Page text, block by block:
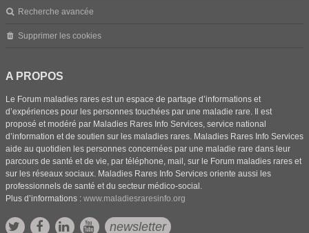
Recherche avancée
Supprimer les cookies
A PROPOS
Le Forum maladies rares est un espace de partage d’informations et
d’expériences pour les personnes touchées par une maladie rare. Il est
proposé et modéré par Maladies Rares Info Services, service national
d’information et de soutien sur les maladies rares. Maladies Rares Info Services
aide au quotidien les personnes concernées par une maladie rare dans leur
parcours de santé et de vie, par téléphone, mail, sur le Forum maladies rares et
sur les réseaux sociaux. Maladies Rares Info Services oriente aussi les
professionnels de santé et du secteur médico-social.
Plus d’informations : www.maladiesraresinfo.org
newsletter